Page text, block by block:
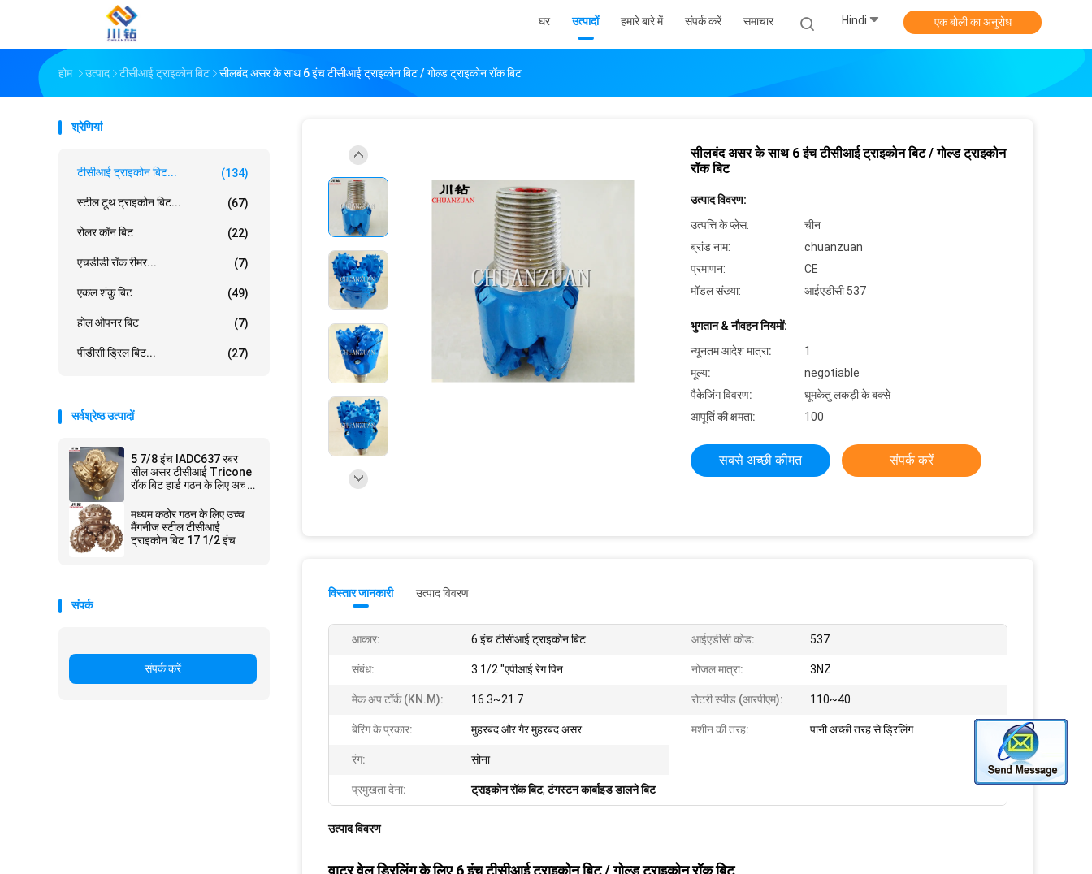
घर उत्पादों हमारे बारे में संपर्क करें समाचार Hindi एक बोली का अनुरोध
होम उत्पाद टीसीआई ट्राइकोन बिट सीलबंद असर के साथ 6 इंच टीसीआई ट्राइकोन बिट / गोल्ड ट्राइकोन रॉक बिट
श्रेणियां
टीसीआई ट्राइकोन बिट... (134)
स्टील टूथ ट्राइकोन बिट... (67)
रोलर कॉन बिट (22)
एचडीडी रॉक रीमर... (7)
एकल शंकु बिट (49)
होल ओपनर बिट (7)
पीडीसी ड्रिल बिट... (27)
सर्वश्रेष्ठ उत्पादों
5 7/8 इंच IADC637 रबर
सील असर टीसीआई Tricone
रॉक बिट हार्ड गठन के लिए अच्छी
मध्यम कठोर गठन के लिए उच्च
मैंगनीज स्टील टीसीआई
ट्राइकोन बिट 17 1/2 इंच
संपर्क
संपर्क करें
सीलबंद असर के साथ 6 इंच टीसीआई ट्राइकोन बिट / गोल्ड ट्राइकोन
रॉक बिट
उत्पाद विवरण:
उत्पत्ति के प्लेस:
चीन
ब्रांड नाम:
chuanzuan
प्रमाणन:
CE
मॉडल संख्या:
आईएडीसी 537
भुगतान & नौवहन नियमों:
न्यूनतम आदेश मात्रा:
1
मूल्य:
negotiable
पैकेजिंग विवरण:
धूमकेतु लकड़ी के बक्से
आपूर्ति की क्षमता:
100
सबसे अच्छी कीमत संपर्क करें
विस्तार जानकारी उत्पाद विवरण
आकार: 6 इंच टीसीआई ट्राइकोन बिट आईएडीसी कोड: 537
संबंध: 3 1/2 "एपीआई रेग पिन नोजल मात्रा: 3NZ
मेक अप टॉर्क (KN.m): 16.3~21.7 रोटरी स्पीड (आरपीएम): 110~40
बेरिंग के प्रकार: मुहरबंद और गैर मुहरबंद असर मशीन की तरह: पानी अच्छी तरह से ड्रिलिंग
रंग: सोना
प्रमुखता देना: ट्राइकोन रॉक बिट,टंगस्टन कार्बाइड डालने बिट
उत्पाद विवरण
वाटर वेल ड्रिलिंग के लिए 6 इंच टीसीआई ट्राइकोन बिट / गोल्ड ट्राइकोन रॉक बिट